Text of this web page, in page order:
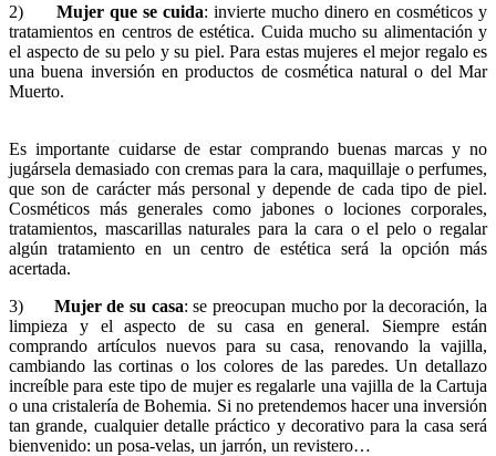
2) Mujer que se cuida: invierte mucho dinero en cosméticos y
tratamientos en centros de estética. Cuida mucho su alimentación y
el aspecto de su pelo y su piel. Para estas mujeres el mejor regalo es
una buena inversión en productos de cosmética natural o del Mar
Muerto.
Es importante cuidarse de estar comprando buenas marcas y no
jugársela demasiado con cremas para la cara, maquillaje o perfumes,
que son de carácter más personal y depende de cada tipo de piel.
Cosméticos más generales como jabones o lociones corporales,
tratamientos, mascarillas naturales para la cara o el pelo o regalar
algún tratamiento en un centro de estética será la opción más
acertada.
3) Mujer de su casa: se preocupan mucho por la decoración, la
limpieza y el aspecto de su casa en general. Siempre están
comprando artículos nuevos para su casa, renovando la vajilla,
cambiando las cortinas o los colores de las paredes. Un detallazo
increíble para este tipo de mujer es regalarle una vajilla de la Cartuja
o una cristalería de Bohemia. Si no pretendemos hacer una inversión
tan grande, cualquier detalle práctico y decorativo para la casa será
bienvenido: un posa-velas, un jarrón, un revistero…